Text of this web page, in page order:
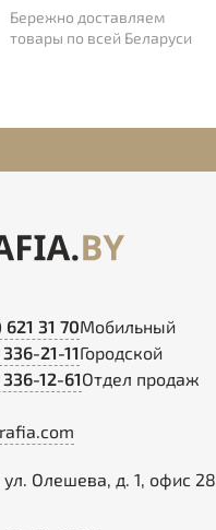
Бережно доставляем
товары по всей Беларуси
31 70Мобильный
21-11Городской
12-61Отдел продаж
ул. Олешева, д. 1, офис